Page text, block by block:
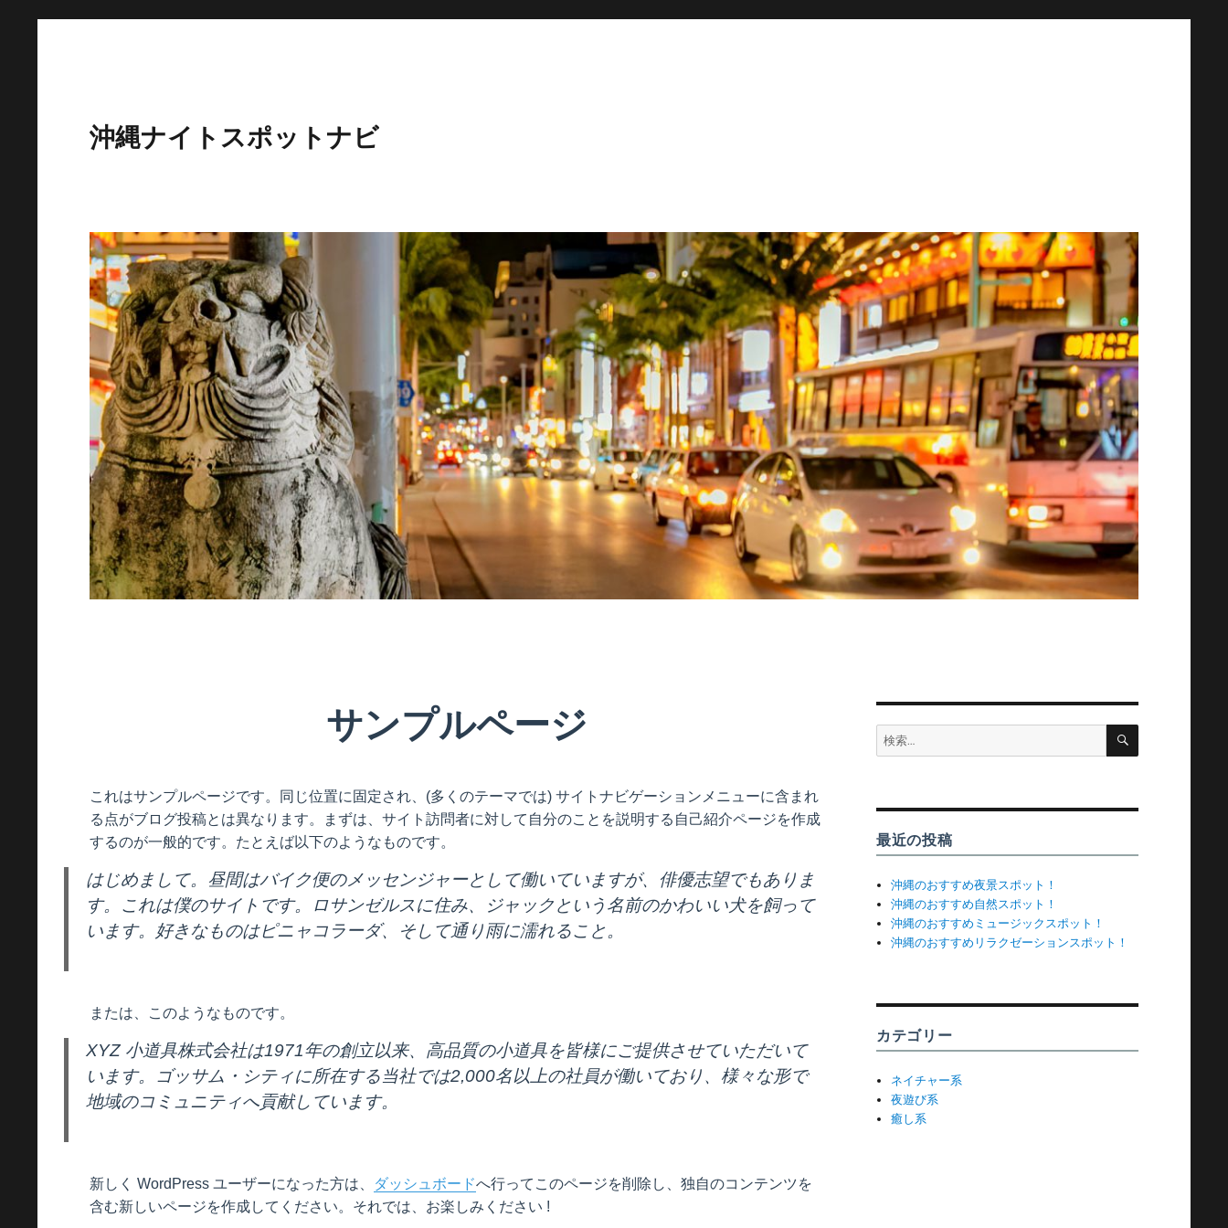
沖縄ナイトスポットナビ
サンプルページ
これはサンプルページです。同じ位置に固定され、(多くのテーマでは) サイトナビゲーションメニューに含まれ
る点がブログ投稿とは異なります。まずは、サイト訪問者に対して自分のことを説明する自己紹介ページを作成
するのが一般的です。たとえば以下のようなものです。
はじめまして。昼間はバイク便のメッセンジャーとして働いていますが、俳優志望でもありま
す。これは僕のサイトです。ロサンゼルスに住み、ジャックという名前のかわいい犬を飼って
います。好きなものはピニャコラーダ、そして通り雨に濡れること。
または、このようなものです。
XYZ 小道具株式会社は1971年の創立以来、高品質の小道具を皆様にご提供させていただいて
います。ゴッサム・シティに所在する当社では2,000名以上の社員が働いており、様々な形で
地域のコミュニティへ貢献しています。
新しく WordPress ユーザーになった方は、 ダッシュボードへ行ってこのページを削除し、独自のコンテンツを
含む新しいページを作成してください。それでは、お楽しみください !
検
検
最近の投稿
沖縄のおすすめ夜景スポット！
沖縄のおすすめ自然スポット！
沖縄のおすすめミュージックスポット！
沖縄のおすすめリラクゼーションスポット！
カテゴリー
ネイチャー系
夜遊び系
癒し系